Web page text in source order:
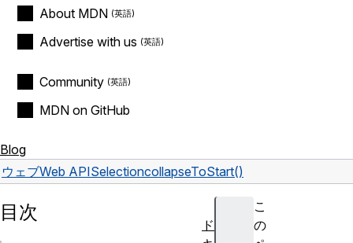
About MDN
Advertise with us
Community
MDN on GitHub
Blog
ウェブWeb APISelectioncollapseToStart()
こ
の
目次
ド